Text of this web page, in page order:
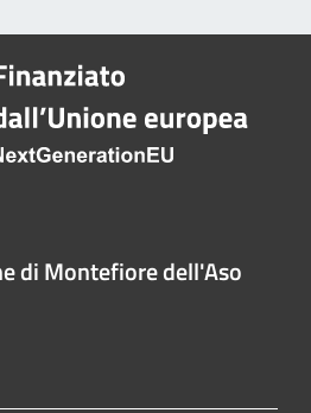
di Montefiore dell'Aso